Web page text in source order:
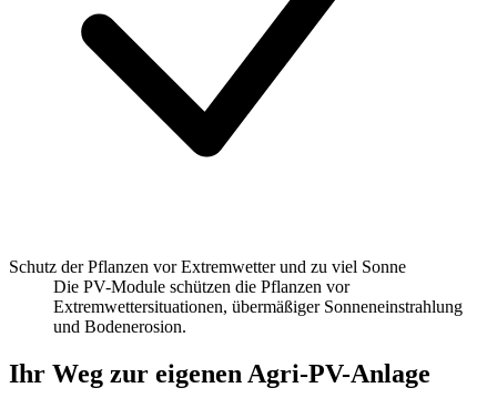
Schutz der Pflanzen vor Extremwetter und zu viel Sonne
Die PV-Module schützen die Pflanzen vor
Extremwettersituationen, übermäßiger Sonneneinstrahlung
und Bodenerosion.
Ihr Weg zur eigenen Agri-PV-Anlage